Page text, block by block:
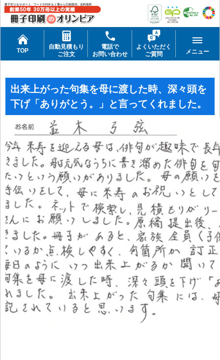
冊子作りをサポート。ワードやPDFを１冊から印刷製本。送料無料
TOP
自動見積もり
ご注文
電話で
お問い合わせ
よくいただく
ご質問
メニュー
出来上がった句集を母に渡した時、深々頭を
下げ「ありがとう。」と言ってくれました。